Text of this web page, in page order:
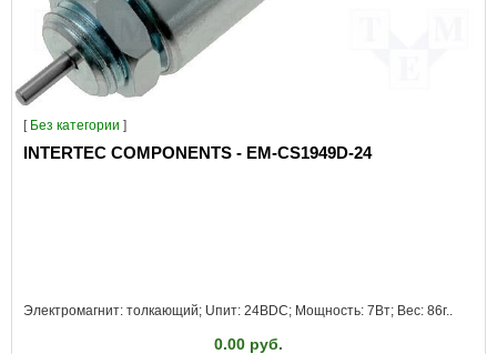
[ Без категории ]
INTERTEC COMPONENTS - EM-CS1949D-24
Электромагнит: толкающий; Uпит: 24ВDC; Мощность: 7Вт; Вес: 86г..
0.00 руб.